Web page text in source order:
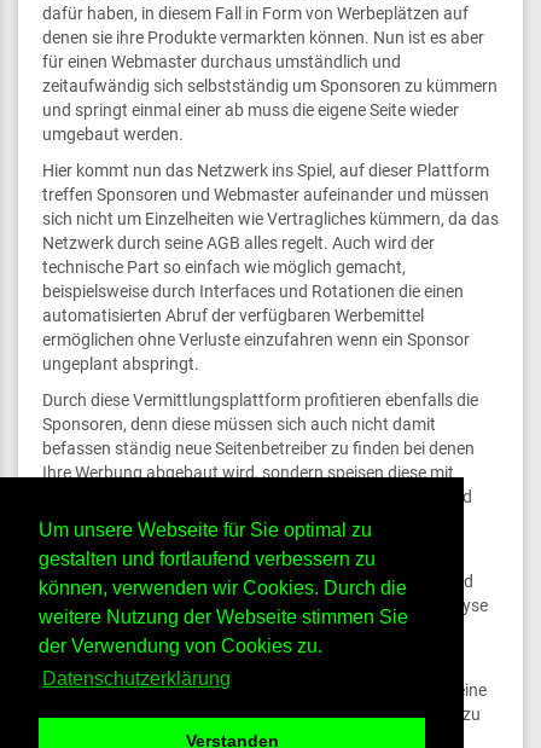
Um unsere Webseite für Sie optimal zu
gestalten und fortlaufend verbessern zu
können, verwenden wir Cookies. Durch die
weitere Nutzung der Webseite stimmen Sie
der Verwendung von Cookies zu.
Datenschutzerklärung
Verstanden
dafür haben, in diesem Fall in Form von Werbeplätzen auf
denen sie ihre Produkte vermarkten können. Nun ist es aber
für einen Webmaster durchaus umständlich und
zeitaufwändig sich selbstständig um Sponsoren zu kümmern
und springt einmal einer ab muss die eigene Seite wieder
umgebaut werden.
Hier kommt nun das Netzwerk ins Spiel, auf dieser Plattform
treffen Sponsoren und Webmaster aufeinander und müssen
sich nicht um Einzelheiten wie Vertragliches kümmern, da das
Netzwerk durch seine AGB alles regelt. Auch wird der
technische Part so einfach wie möglich gemacht,
beispielsweise durch Interfaces und Rotationen die einen
automatisierten Abruf der verfügbaren Werbemittel
ermöglichen ohne Verluste einzufahren wenn ein Sponsor
ungeplant abspringt.
Durch diese Vermittlungsplattform profitieren ebenfalls die
Sponsoren, denn diese müssen sich auch nicht damit
befassen ständig neue Seitenbetreiber zu finden bei denen
Ihre Werbung abgebaut wird, sondern speisen diese mit
einem entsprechenden Budget ins Werbenetzwerk ein und
warten einfach ab bis die Webmaster sie einbinden und
Zudem gibt es hier durch das System auch Statistiken und
Auswertungsmöglichkeiten um eine Kosten-Nutzen-Analyse
durchzuführen und nicht blind auf die Werbewirksamkeit
vertrauen zu müssen.
Sie sehen also, ein Werbenetzwerk bietete beiden Seiten eine
Plattform um unkompliziert Werbeflächen und Produkte zu
vermarkten ohne wertvolle Zeit zu verschwenden.